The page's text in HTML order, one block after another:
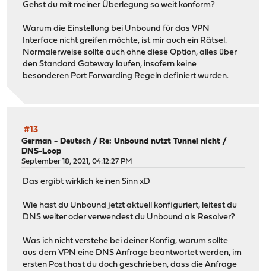
Gehst du mit meiner Überlegung so weit konform?
Warum die Einstellung bei Unbound für das VPN
Interface nicht greifen möchte, ist mir auch ein Rätsel.
Normalerweise sollte auch ohne diese Option, alles über
den Standard Gateway laufen, insofern keine
besonderen Port Forwarding Regeln definiert wurden.
#13
German - Deutsch / Re: Unbound nutzt Tunnel nicht /
DNS-Loop
September 18, 2021, 04:12:27 PM
Das ergibt wirklich keinen Sinn xD
Wie hast du Unbound jetzt aktuell konfiguriert, leitest du
DNS weiter oder verwendest du Unbound als Resolver?
Was ich nicht verstehe bei deiner Konfig, warum sollte
aus dem VPN eine DNS Anfrage beantwortet werden, im
ersten Post hast du doch geschrieben, dass die Anfrage